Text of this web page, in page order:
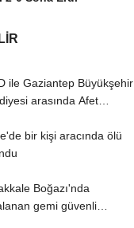
ile Gaziantep Büyükşehir
arasında Afet
bir kişi aracında ölü
Boğazı'nda
gemi güvenli